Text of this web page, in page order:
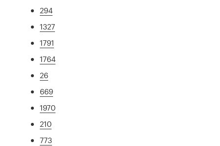
294
1327
1791
1764
26
669
1970
210
773